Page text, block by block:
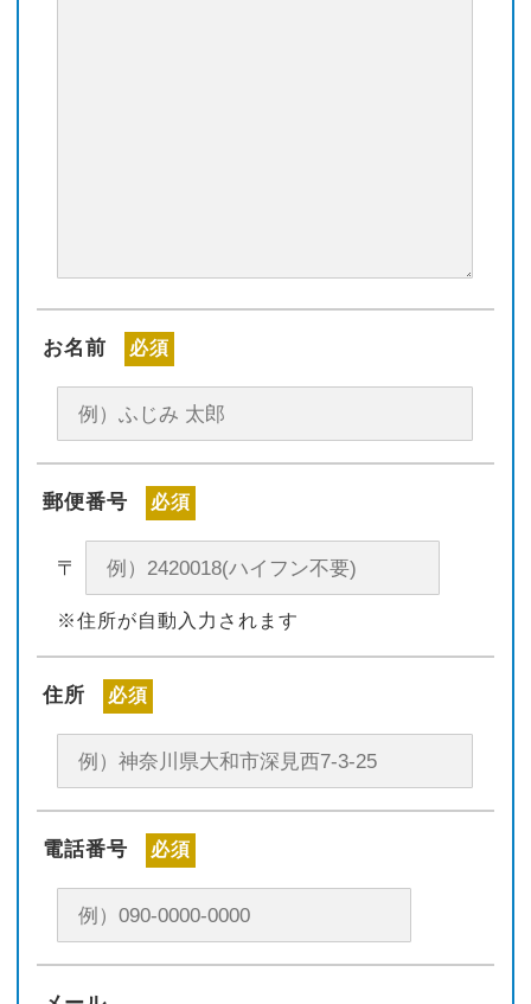
お名前 必須
郵便番号 必須
〒
※住所が自動入力されます
住所 必須
電話番号 必須